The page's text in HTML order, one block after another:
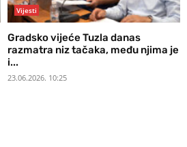
Vijesti
Gradsko vijeće Tuzla danas
razmatra niz tačaka, među njima je
i...
23.06.2026. 10:25